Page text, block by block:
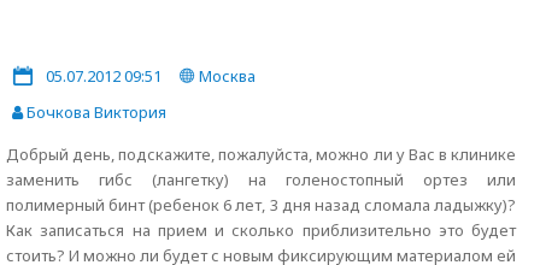
05.07.2012 09:51
Москва
Бочкова Виктория
Добрый день, подскажите, пожалуйста, можно ли у Вас в клинике
заменить гибс (лангетку) на голеностопный ортез или
полимерный бинт (ребенок 6 лет, 3 дня назад сломала ладыжку)?
Как записаться на прием и сколько приблизительно это будет
стоить? И можно ли будет с новым фиксирующим материалом ей